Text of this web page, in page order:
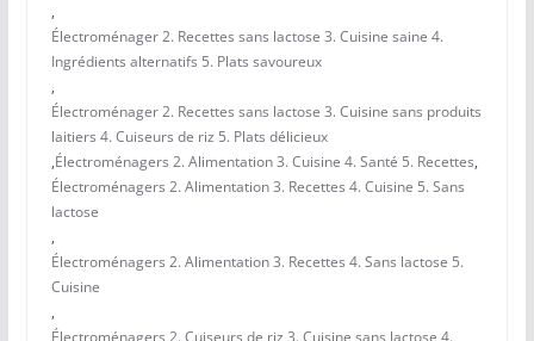
,
Électroménager 2. Recettes sans lactose 3. Cuisine saine 4.
Ingrédients alternatifs 5. Plats savoureux
,
Électroménager 2. Recettes sans lactose 3. Cuisine sans produits
laitiers 4. Cuiseurs de riz 5. Plats délicieux
,Électroménagers 2. Alimentation 3. Cuisine 4. Santé 5. Recettes,
Électroménagers 2. Alimentation 3. Recettes 4. Cuisine 5. Sans
lactose
,
Électroménagers 2. Alimentation 3. Recettes 4. Sans lactose 5.
Cuisine
,
Électroménagers 2. Cuiseurs de riz 3. Cuisine sans lactose 4.